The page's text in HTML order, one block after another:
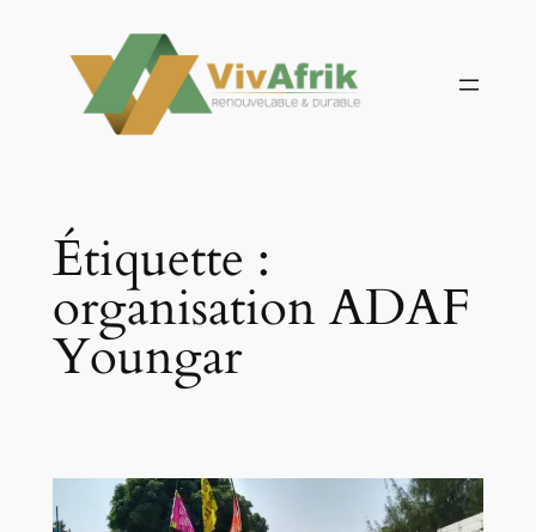
contenu
Étiquette :
organisation ADAF
Youngar